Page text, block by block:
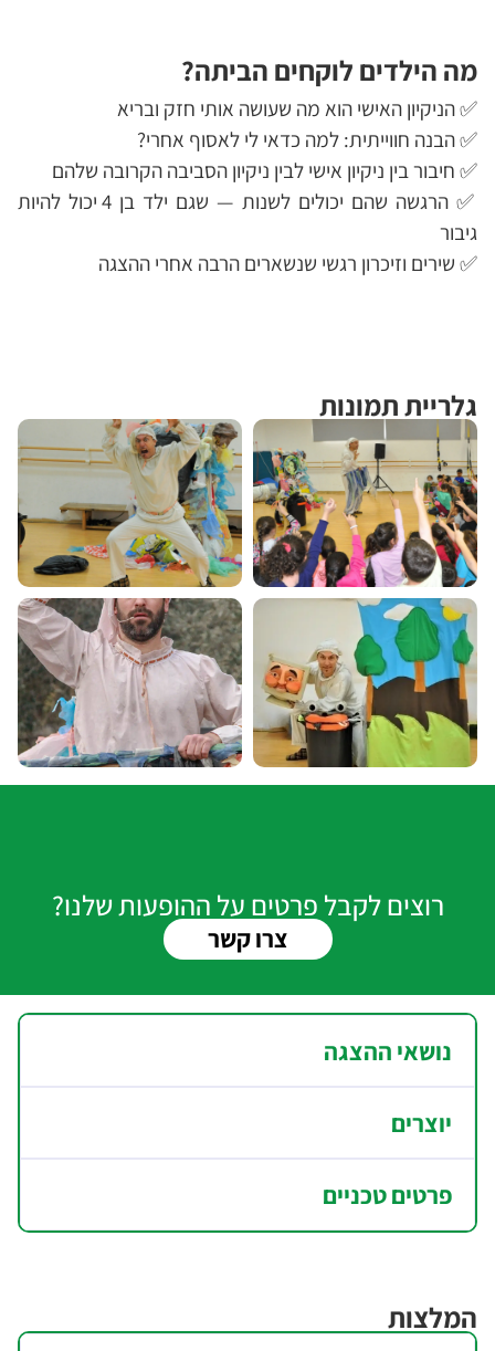
מה הילדים לוקחים הביתה?
✅ הניקיון האישי הוא מה שעושה אותי חזק ובריא
✅ הבנה חווייתית: למה כדאי לי לאסוף אחרי?
✅ חיבור בין ניקיון אישי לבין ניקיון הסביבה הקרובה שלהם
✅ הרגשה שהם יכולים לשנות — שגם ילד בן 4 יכול להיות
גיבור
✅ שירים וזיכרון רגשי שנשארים הרבה אחרי ההצגה
גלריית תמונות
רוצים לקבל פרטים על ההופעות שלנו?
צרו קשר
נושאי ההצגה
יוצרים
פרטים טכניים
המלצות